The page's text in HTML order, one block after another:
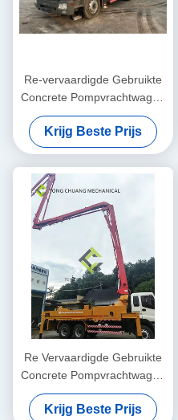
Re-vervaardigde Gebruikte
Concrete Pompvrachtwagen
vrachtwagen-Opgezette 47
Meter
Krijg Beste Prijs
Re Vervaardigde Gebruikte
Concrete Pompvrachtwagen
Putzmeister 38 Meter
Krijg Beste Prijs